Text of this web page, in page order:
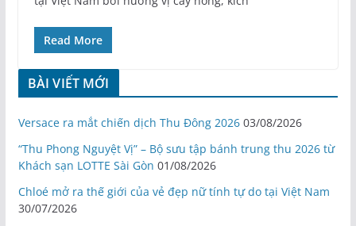
Read More
BÀI VIẾT MỚI
Versace ra mắt chiến dịch Thu Đông 2026 03/08/2026
“Thu Phong Nguyệt Vị” – Bộ sưu tập bánh trung thu 2026 từ
Khách sạn LOTTE Sài Gòn 01/08/2026
Chloé mở ra thế giới của vẻ đẹp nữ tính tự do tại Việt Nam
30/07/2026